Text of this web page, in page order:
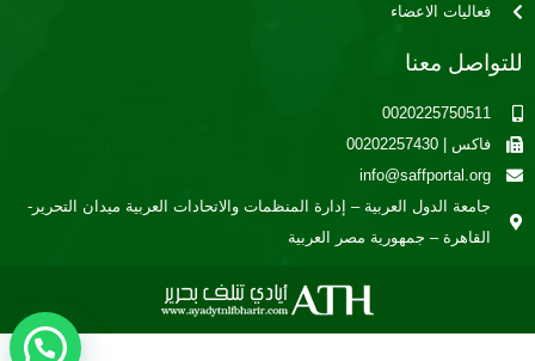
فعاليات الاعضاء
للتواصل معنا
0020225750511
فاكس | 00202257430
info@saffportal.org
جامعة الدول العربية – إدارة المنظمات والاتحادات العربية ميدان التحرير-
القاهرة – جمهورية مصر العربية